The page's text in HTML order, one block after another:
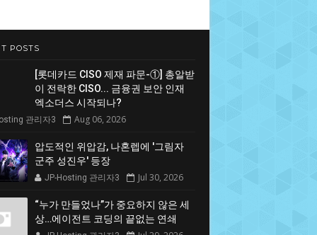
POSTS
[롯데카드 CISO 제재 파문-①] 총알받
이 전락한 CISO... 금융권 보안 인재
엑소더스 시작되나?
관리자3 Aug 06, 2026
압도적인 위압감, 나혼렙에 '그림자
군주 성진우' 등장
JP-Hosting 관리자3 Jul 30, 2026
“누가 만들었나”가 중요하지 않은 세
상…에이전트 코딩의 끝없는 연쇄